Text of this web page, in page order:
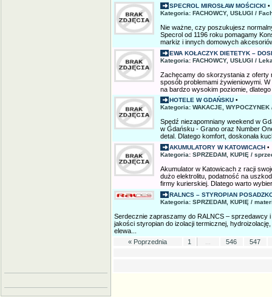
SPECROL MIROSŁAW MOŚCICKI •
Kategoria: FACHOWCY, USŁUGI /
Nie ważne, czy poszukujesz
Specrol od 1196 roku pomagamy
markiz i innych domowych
EWA KOŁACZYK DIETETYK –
Kategoria: FACHOWCY, USŁUGI /
Zachęcamy do skorzystania z oferty
sposób problemami żywieniowymi.
na bardzo wysokim poziomie,
HOTELE W GDAŃSKU •
Kategoria: WAKACJE, WYPOCZYNEK
Spędź niezapomniany weekend w
w Gdańsku - Grano oraz Number
detal. Dlatego komfort, doskonała
AKUMULATORY W KATOWICACH •
Kategoria: SPRZEDAM, KUPIĘ /
Akumulator w Katowicach z racji
dużo elektrolitu, podatność na
firmy kurierskiej. Dlatego warto
RALNCS – STYROPIAN
Kategoria: SPRZEDAM, KUPIĘ /
Serdecznie zapraszamy do RALNCS – sprzedawcy
jakości styropian do izolacji termicznej,
elewa...
« Poprzednia
1 546 547